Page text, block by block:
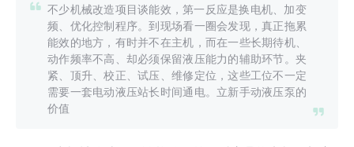
不少机械改造项目谈能效，第一反应是换电机、加变
频、优化控制程序。到现场看一圈会发现，真正拖累
能效的地方，有时并不在主机，而在一些长期待机、
动作频率不高、却必须保留液压能力的辅助环节。夹
紧、顶升、校正、试压、维修定位，这些工位不一定
需要一套电动液压站长时间通电。立新手动液压泵的
价值